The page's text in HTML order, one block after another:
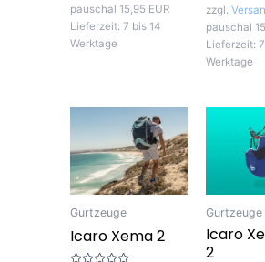
pauschal 15,95 EUR
Lieferzeit: 7 bis 14
Werktage
zzgl.
pauschal
Lieferzeit:
Werktage
Gurtzeuge
Icaro Xema 2
Gurtzeuge
Icaro
2